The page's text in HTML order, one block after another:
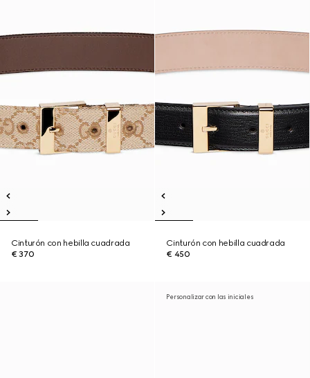
Cinturón con hebilla cuadrada
€ 370
Cinturón con hebilla cuadrada
€ 450
Personalizar con las iniciales